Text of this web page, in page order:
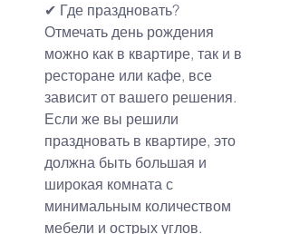
✔ Где праздновать?
Отмечать день рождения
можно как в квартире, так и в
ресторане или кафе, все
зависит от вашего решения.
Если же вы решили
праздновать в квартире, это
должна быть большая и
широкая комната с
минимальным количеством
мебели и острых углов.